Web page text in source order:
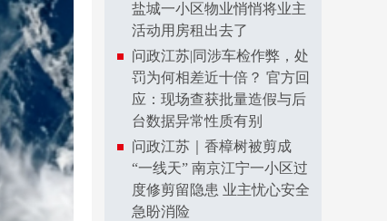
盐城一小区物业悄悄将业主
活动用房租出去了
问政江苏|同涉车检作弊，处
罚为何相差近十倍？ 官方回
应：现场查获批量造假与后
台数据异常性质有别
问政江苏｜香樟树被剪成
“一线天” 南京江宁一小区过
度修剪留隐患 业主忧心安全
急盼消险